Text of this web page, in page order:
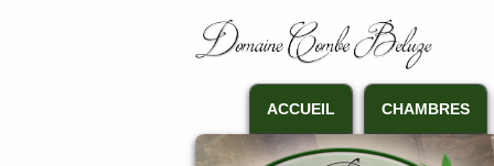
ACCUEIL CHAMBRES